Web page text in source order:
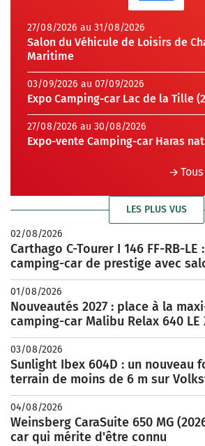
27/08/2026 au 31/08/2026
Salon du Véhicule de Loisirs de
Maritime
03/09/2026 au 07/09/2026
Expo Camping-car Lac de la Tille
27/08/2026 au 30/08/2026
Expo-vente Camping-car Haras
LES PLUS VUS
02/08/2026
Carthago C-Tourer I 146 FF-RB-LE
camping-car de prestige avec
01/08/2026
Nouveautés 2027 : place à la
camping-car Malibu Relax 640 LE
03/08/2026
Sunlight Ibex 604D : un nouveau
terrain de moins de 6 m sur
04/08/2026
Weinsberg CaraSuite 650 MG
car qui mérite d'être connu